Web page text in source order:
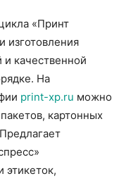
«Принт
изготовления
качественной
На
print-xp.ru можно
картонных
этикеток,